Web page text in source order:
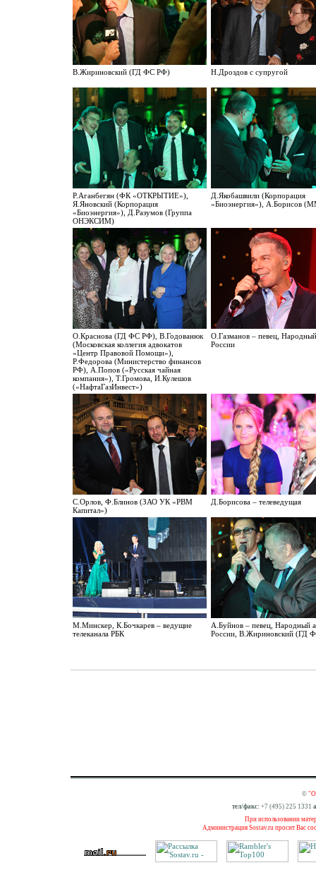
В.Жириновский (ГД ФС РФ) Н.Дроздов с супругой
Р.Аганбегян (ФК «ОТКРЫТИЕ»),
Я.Яновский (Корпорация
«Биоэнергия»), Д.Разумов (Группа
ОНЭКСИМ)
Д.Якобашвили (Корпорация
«Биоэнергия»), А.Борисов
О.Краснова (ГД ФС РФ), В.Годованюк
(Московская коллегия адвокатов
«Центр Правовой Помощи»),
Р.Федорова (Министерство финансов
РФ), А.Попов («Русская чайная
компания»), Т.Громова, И.Кулешов
(«НафтаГазИнвест»)
О.Газманов – певец,
России
С.Орлов, Ф.Блинов (ЗАО УК «РВМ
Капитал»)
Д.Борисова – телеведущая
М.Минскер, К.Бочкарев – ведущие
телеканала РБК
А.Буйнов – певец, Народный
России, В.Жириновский (ГД
©
тел/факс: +7 (495) 225 1331
При использовании
Администрация Sostav.ru просит Вас